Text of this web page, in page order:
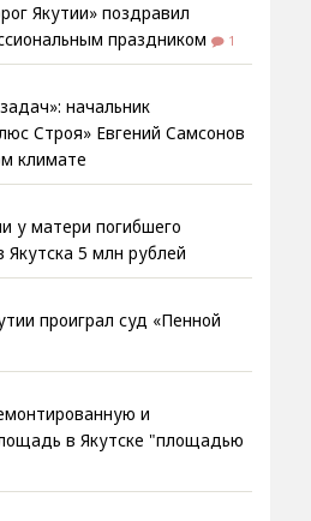
Якутии» поздравил
праздником
1
начальник
Строя» Евгений Самсонов
климате
у матери погибшего
5 млн рублей
проиграл суд «Пенной
и
в Якутске "площадью